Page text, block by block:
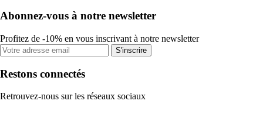
Abonnez-vous à notre newsletter
Profitez de -10% en vous inscrivant à notre newsletter
S'inscrire
Restons connectés
Retrouvez-nous sur les réseaux sociaux